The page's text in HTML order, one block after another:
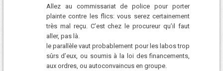
Allez au commissariat de police pour porter
plainte contre les flics: vous serez certainement
très mal reçu. C’est chez le procureur qu’il faut
aller, pas là.
le parallèle vaut probablement pour les labos trop
sûrs d’eux, ou soumis à la loi des financements,
aux ordres, ou autoconvaincus en groupe.